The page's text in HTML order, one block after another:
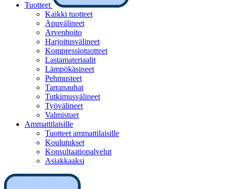
Tuotteet
Kaikki tuotteet
Apuvälineet
Arvenhoito
Harjoitusvälineet
Kompressiotuotteet
Lastamateriaalit
Lämpökäsineet
Pehmusteet
Tarranauhat
Tutkimusvälineet
Työvälineet
Valmistuet
Ammattilaisille
Tuotteet ammattilaisille
Koulutukset
Konsultaatiopalvelut
Asiakkaaksi